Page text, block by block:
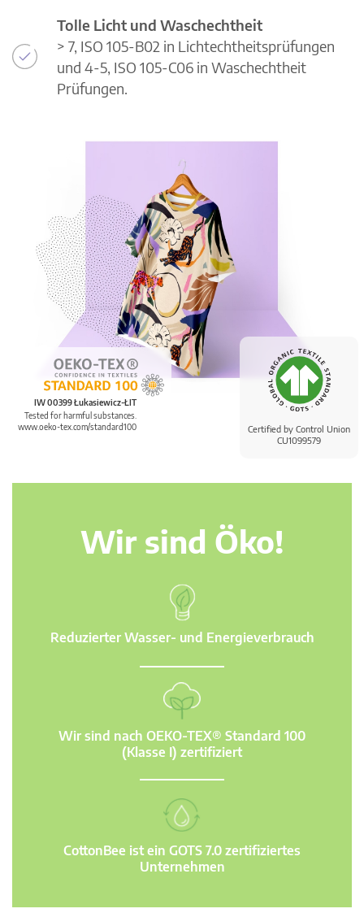
Certified by Control Union
CU1099579
IW 00399 Łukasiewicz-ŁIT
Tested for harmful substances.
www.oeko-tex.com/standard100
Tolle Licht und Waschechtheit
> 7, ISO 105-B02 in Lichtechtheitsprüfungen
und 4-5, ISO 105-C06 in Waschechtheit
Prüfungen.
Wir sind Öko!
Reduzierter Wasser- und Energieverbrauch
Wir sind nach OEKO-TEX® Standard 100
(Klasse I) zertifiziert
CottonBee ist ein GOTS 7.0 zertifiziertes
Unternehmen